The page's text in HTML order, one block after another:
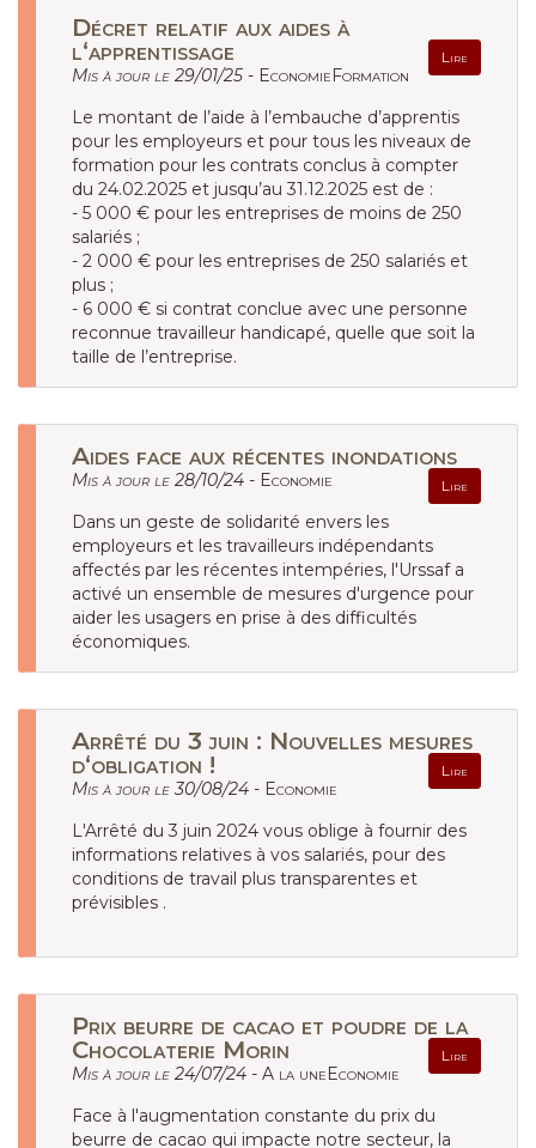
Décret relatif aux aides à
l‘apprentissage
Lire
Mis à jour le 29/01/25 - EconomieFormation
Le montant de l’aide à l’embauche d’apprentis
pour les employeurs et pour tous les niveaux de
formation pour les contrats conclus à compter
du 24.02.2025 et jusqu’au 31.12.2025 est de :
- 5 000 € pour les entreprises de moins de 250
salariés ;
- 2 000 € pour les entreprises de 250 salariés et
plus ;
- 6 000 € si contrat conclue avec une personne
reconnue travailleur handicapé, quelle que soit la
taille de l’entreprise.
Aides face aux récentes inondations
Lire
Mis à jour le 28/10/24 - Economie
Dans un geste de solidarité envers les
employeurs et les travailleurs indépendants
affectés par les récentes intempéries, l'Urssaf a
activé un ensemble de mesures d'urgence pour
aider les usagers en prise à des difficultés
économiques.
Arrêté du 3 juin : Nouvelles mesures
d‘obligation !
Lire
Mis à jour le 30/08/24 - Economie
L'Arrêté du 3 juin 2024 vous oblige à fournir des
informations relatives à vos salariés, pour des
conditions de travail plus transparentes et
prévisibles .
Prix beurre de cacao et poudre de la
Chocolaterie Morin
Lire
Mis à jour le 24/07/24 - A la uneEconomie
Face à l'augmentation constante du prix du
beurre de cacao qui impacte notre secteur, la